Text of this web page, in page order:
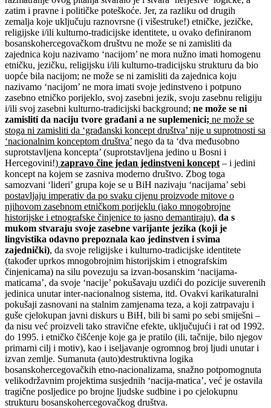
zatim i pravne i političke poteškoće. Jer, za razliku od drugih
zemalja koje uključuju raznovrsne (i višestruke!) etničke, jezičke,
religijske i/ili kulturno-tradicijske identitete, u ovako definiranom
bosanskohercegovačkom društvu ne može se ni zamisliti da
zajednica koju nazivamo ‘nacijom’ ne mora nužno imati homogenu
etničku, jezičku, religijsku i/ili kulturno-tradicijsku strukturu da bio
uopće bila nacijom; ne može se ni zamisliti da zajednica koju
nazivamo ‘nacijom’ ne mora imati svoje jedinstveno i potpuno
zasebno etničko porijeklo, svoj zasebni jezik, svoju zasebnu religiju
i/ili svoj zasebni kulturno-tradicijski background; ne može se ni
zamisliti da naciju tvore građani a ne suplemenici; ne može se
stoga ni zamisliti da ‘građanski koncept društva’ nije u suprotnosti sa
‘nacionalnim konceptom društva’ nego da ta ‘dva međusobno
suprotstavljena koncepta’ (suprotstavljena jedino u Bosni i
Hercegovini!) zapravo čine jedan jedinstveni koncept – i jedini
koncept na kojem se zasniva moderno društvo. Zbog toga
samozvani ‘lideri’ grupa koje se u BiH nazivaju ‘nacijama’ sebi
postavljaju imperativ da po svaku cijenu proizvode mitove o
njihovom zasebnom etničkom porijeklu (iako mnogobrojne
historijske i etnografske činjenice to jasno demantiraju), da s
mukom stvaraju svoje zasebne varijante jezika (koji je
lingvistika odavno prepoznala kao jedinstven i svima
zajednički), da svoje religijske i kulturno-tradicijske identitete
(također uprkos mnogobrojnim historijskim i etnografskim
činjenicama) na silu povezuju sa izvan-bosanskim ‘nacijama-
maticama’, da svoje ‘nacije’ pokušavaju uzdići do pozicije suverenih
jedinica unutar inter-nacionalnog sistema, itd. Ovakvi karikaturalni
pokušaji zasnovani na stalnim zamjenama teza, a koji zatrpavaju i
guše cjelokupan javni diskurs u BiH, bili bi sami po sebi smiješni –
da nisu već proizveli tako stravične efekte, uključujući i rat od 1992.
do 1995. i etničko čišćenje koje ga je pratilo (ili, tačnije, bilo njegov
primarni cilj i motiv), kao i iseljavanje ogromnog broj ljudi unutar i
izvan zemlje. Sumanuta (auto)destruktivna logika
bosanskohercegovačkih etno-nacionalizama, snažno potpomognuta
velikodržavnim projektima susjednih ‘nacija-matica’, već je ostavila
tragične posljedice po brojne ljudske sudbine i po cjelokupnu
strukturu bosanskohercegovačkog društva.